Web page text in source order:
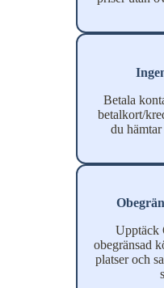
Betala
betalkort/
du
Upptäck
obegränsad
platser och